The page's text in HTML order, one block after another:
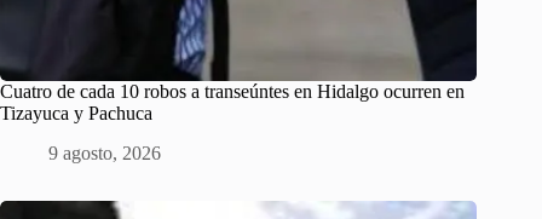
Cuatro de cada 10 robos a transeúntes en Hidalgo ocurren en
Tizayuca y Pachuca
9 agosto, 2026